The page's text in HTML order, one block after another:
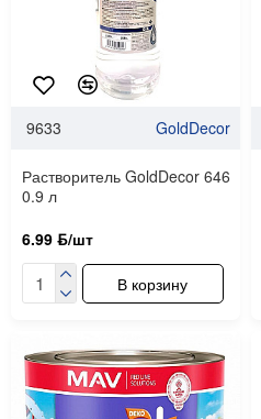
9633 GoldDecor
Растворитель GoldDecor 646
0.9 л
6.99 ƃ/шт
В корзину